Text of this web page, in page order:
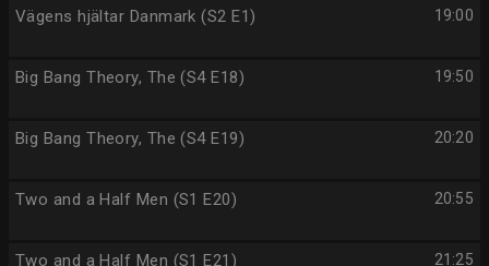
19:00
Vägens hjältar Danmark (S2 E1)
19:50
Big Bang Theory, The (S4 E18)
20:20
Big Bang Theory, The (S4 E19)
20:55
Two and a Half Men (S1 E20)
21:25
Two and a Half Men (S1 E21)